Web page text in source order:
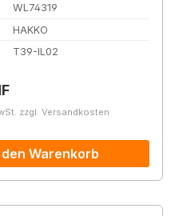
WL74319
HAKKO
T39-IL02
zzgl. Versandkosten
den Warenkorb